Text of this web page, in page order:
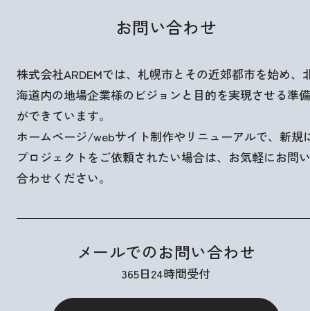
お問い合わせ
株式会社ARDEMでは、札幌市とその近郊都市を始め、
海道内の地場企業様のビジョンと目的を実現させる準備
ができています。
ホームページ/webサイト制作やリニューアルで、新規
プロジェクトをご依頼されたい場合は、お気軽にお問い
合わせください。
メールでのお問い合わせ
365日24時間受付